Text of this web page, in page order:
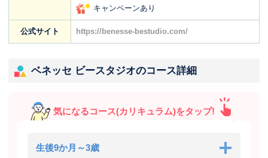
キャンペーンあり
公式サイト https://benesse-bestudio.com/
ベネッセ ビースタジオのコース詳細
気になるコース(カリキュラム)をタップ!
生後9か月～3歳